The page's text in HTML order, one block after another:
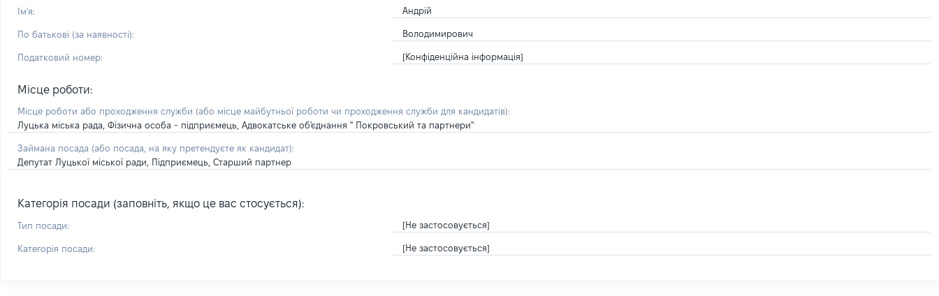
Ім'я: Андрій
По батькові (за наявності): Володимирович
Податковий номер: [Конфіденційна інформація]
Місце роботи:
Місце роботи або проходження служби (або місце майбутньої роботи чи проходження служби для кандидатів):
Луцька міська рада, Фізична особа - підприємець, Адвокатське об'єднання " Покровський та партнери"
Займана посада (або посада, на яку претендуєте як кандидат):
Депутат Луцької міської ради, Підприємець, Старший партнер
Категорія посади (заповніть, якщо це вас стосується):
Тип посади: [Не застосовується]
Категорія посади: [Не застосовується]